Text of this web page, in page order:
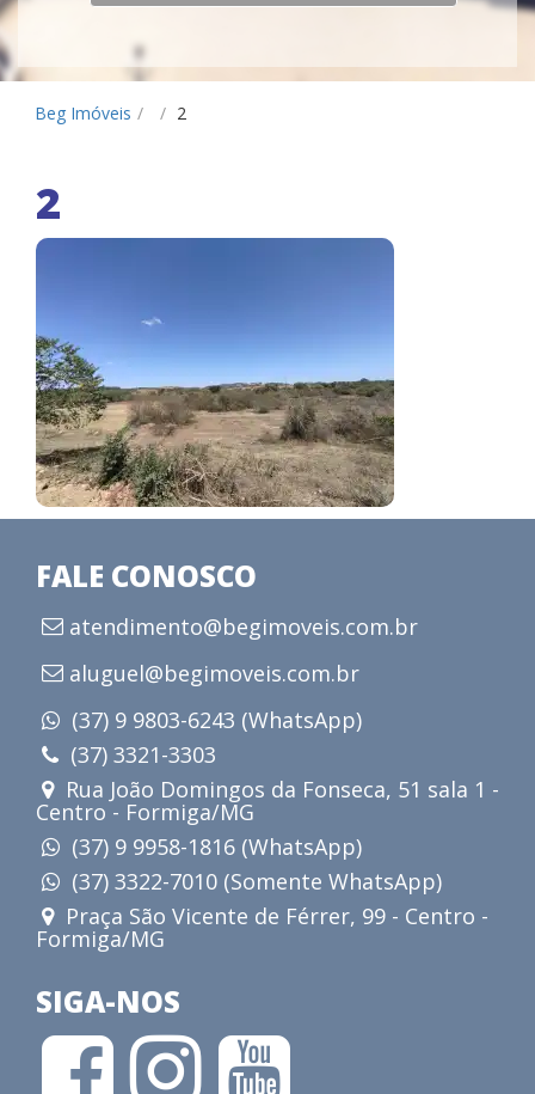
Beg Imóveis / / 2
2
FALE CONOSCO
atendimento@begimoveis.com.br
aluguel@begimoveis.com.br
(37) 9 9803-6243 (WhatsApp)
(37) 3321-3303
Rua João Domingos da Fonseca, 51 sala 1 -
Centro - Formiga/MG
(37) 9 9958-1816 (WhatsApp)
(37) 3322-7010 (Somente WhatsApp)
Praça São Vicente de Férrer, 99 - Centro -
Formiga/MG
SIGA-NOS